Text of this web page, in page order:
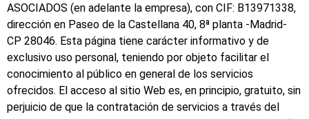
ASOCIADOS (en adelante la empresa), con CIF: B13971338,
dirección en Paseo de la Castellana 40, 8ª planta -Madrid-
CP 28046. Esta página tiene carácter informativo y de
exclusivo uso personal, teniendo por objeto facilitar el
conocimiento al público en general de los servicios
ofrecidos. El acceso al sitio Web es, en principio, gratuito, sin
perjuicio de que la contratación de servicios a través del